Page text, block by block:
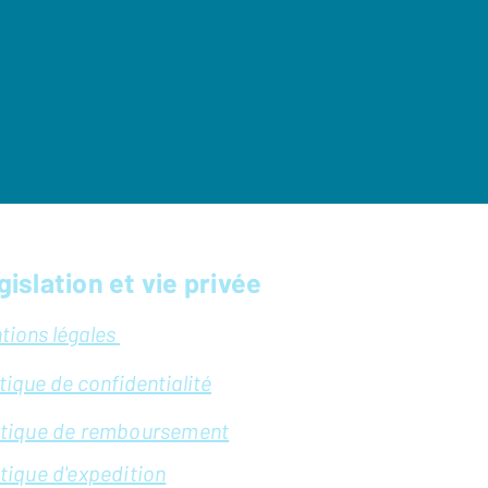
et vie privée
légales
de confidentialité
de remboursement
d'expedition